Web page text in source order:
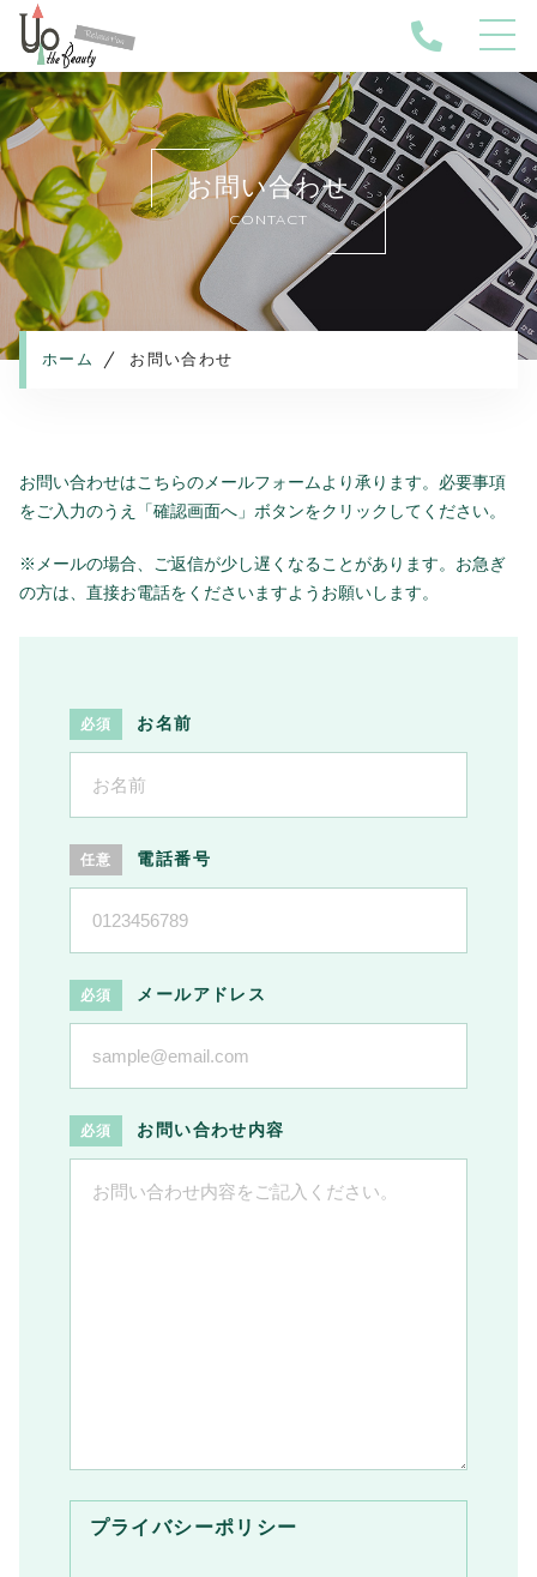
ホーム
当サロンについて
キャンペーン
メニュー
施設案内
サービスの流れ
お問い合わせ
CONTACT
ホーム お問い合わせ
お問い合わせはこちらのメールフォームより承ります。 必要事項
をご入力のうえ「確認画面へ」ボタンをクリックしてください。
※メールの場合、ご返信が少し遅くなることがあります。 お急ぎ
の方は、直接お電話をくださいますようお願いします。
お名前
電話番号
メールアドレス
お問い合わせ内容
プライバシーポリシー